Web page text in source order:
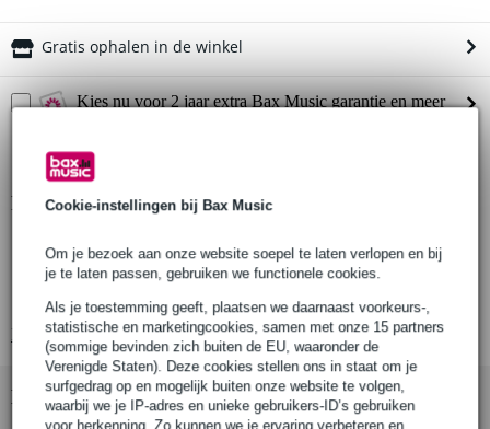
Cookie-instellingen bij Bax Music
Om je bezoek aan onze website soepel te laten verlopen en bij
je te laten passen, gebruiken we functionele cookies.
Als je toestemming geeft, plaatsen we daarnaast voorkeurs-,
statistische en marketingcookies, samen met onze 15 partners
(sommige bevinden zich buiten de EU, waaronder de
Verenigde Staten). Deze cookies stellen ons in staat om je
surfgedrag op en mogelijk buiten onze website te volgen,
waarbij we je IP-adres en unieke gebruikers-ID’s gebruiken
voor herkenning. Zo kunnen we je ervaring verbeteren en
Gratis ophalen in de winkel
Kies nu voor 2 jaar extra Bax Music garantie en meer
€ 7,85 eenmalig
Productinformatie
geschikt voor: 6mm draadkabel
diameter schijf: 180 mm
Bekijk alle productspecificaties
Bekijk ook eens (4)